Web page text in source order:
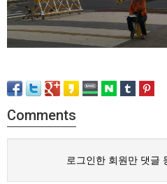
Comments
로그인한 회원만 댓글